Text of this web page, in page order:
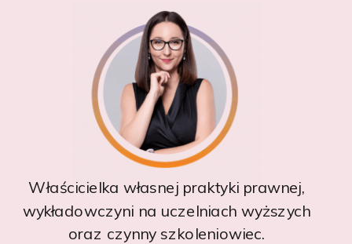
Właścicielka własnej praktyki prawnej,
wykładowczyni na uczelniach wyższych
oraz czynny szkoleniowiec.